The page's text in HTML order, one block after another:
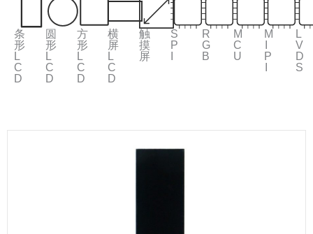
条
形
L
C
D
圆
形
L
C
D
方
形
L
C
D
横
屏
L
C
D
触
摸
屏
S
P
R
G
B
M
C
U
M
P
L
V
D
S